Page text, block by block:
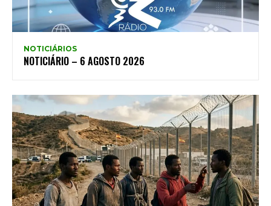
NOTICIÁRIOS
NOTICIÁRIO – 6 AGOSTO 2026